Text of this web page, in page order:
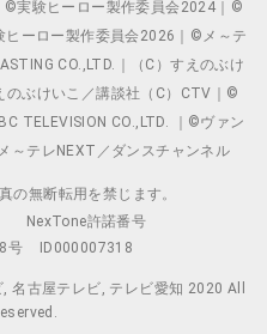
©実験ヒーロー製作委員会2024｜©
ーロー製作委員会2026｜©メ～テ
CO.,LTD.｜（C）すえのぶけ
のぶけいこ／講談社（C）CTV｜©
TELEVISION CO.,LTD. ｜©ヴァン
～テレNEXT／ダンスチャンネル
の無断転用を禁じます。
NexTone許諾番号
号
ID000007318
名古屋テレビ, テレビ愛知 2020 All